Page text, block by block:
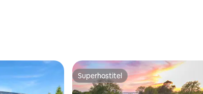
hodnotení: 41
Superhostiteľ
Superhostiteľ